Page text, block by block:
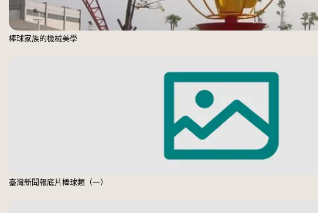
棒球家族的機械美學
臺灣新聞報底片棒球類（一）